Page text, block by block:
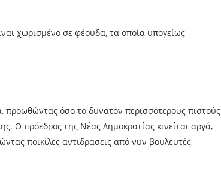
χωρισμένο σε φέουδα, τα οποία υπογείως
προωθώντας όσο το δυνατόν περισσότερους πιστούς
Ο πρόεδρος της Νέας Δημοκρατίας κινείται αργά,
ποικίλες αντιδράσεις από νυν βουλευτές,